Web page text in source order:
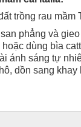
trồng rau
phẳng và
dùng bìa
ánh sáng tự
dồn sang